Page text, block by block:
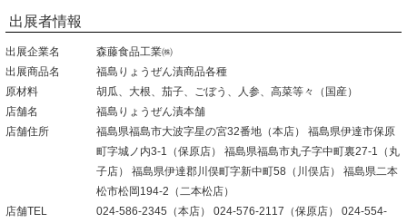
出展者情報
出展企業名
森藤食品工業㈱
出展商品名
福島りょうぜん漬商品各種
原材料
胡瓜、大根、茄子、ごぼう、人参、高菜等々（国産）
店舗名
福島りょうぜん漬本舗
店舗住所
福島県福島市大波字星の宮32番地（本店） 福島県伊達市保原
町字城ノ内3-1（保原店） 福島県福島市丸子字中町裏27-1（丸
子店） 福島県伊達郡川俣町字新中町58（川俣店） 福島県二本
松市松岡194-2（二本松店）
店舗TEL
024-586-2345（本店） 024-576-2117（保原店） 024-554-